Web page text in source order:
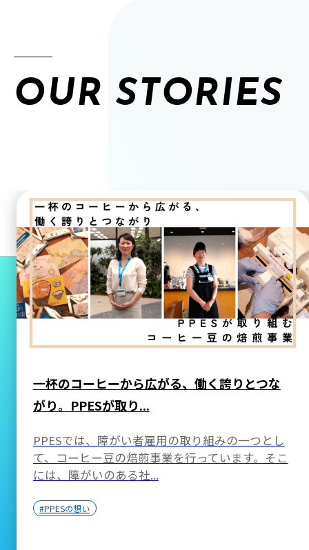
OUR STORIES
一杯のコーヒーから広がる、働く誇りとつな
がり。PPESが取り...
PPESでは、障がい者雇用の取り組みの一つとし
て、コーヒー豆の焙煎事業を行っています。そこ
には、障がいのある社...
#PPESの想い